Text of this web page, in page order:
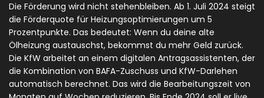
Die Förderung wird nicht stehenbleiben. Ab 1. Juli 2024 steigt
die Förderquote für Heizungsoptimierungen um 5
Prozentpunkte. Das bedeutet: Wenn du deine alte
Ölheizung austauschst, bekommst du mehr Geld zurück.
Die KfW arbeitet an einem digitalen Antragsassistenten, der
die Kombination von BAFA-Zuschuss und KfW-Darlehen
automatisch berechnet. Das wird die Bearbeitungszeit von